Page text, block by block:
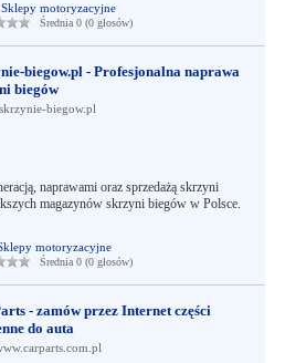
Sklepy motoryzacyjne
Średnia 0 (0 głosów)
biegow.pl - Profesjonalna naprawa
biegów
biegow.pl
naprawami oraz sprzedażą skrzyni
magazynów skrzyni biegów w Polsce.
motoryzacyjne
Średnia 0 (0 głosów)
- zamów przez Internet części
do auta